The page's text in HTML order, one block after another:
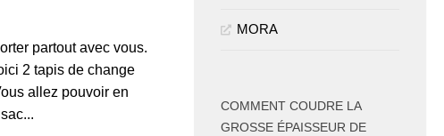
partout avec vous.
2 tapis de change
allez pouvoir en
MORA
COMMENT COUDRE LA
GROSSE ÉPAISSEUR DE